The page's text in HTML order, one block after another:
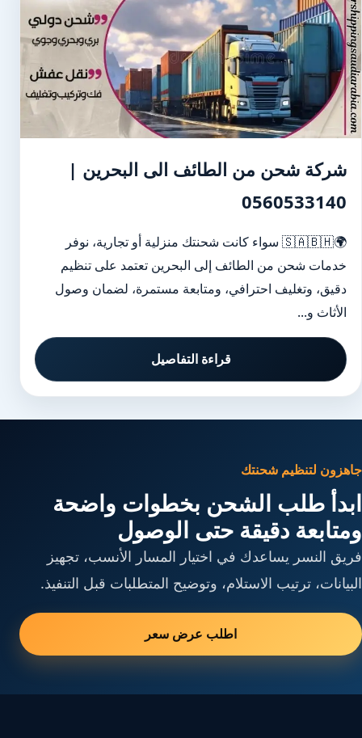
شركة شحن من الطائف الى البحرين |
0560533140
🌍🇸🇦🇧🇭 سواء كانت شحنتك منزلية أو تجارية، نوفر
خدمات شحن من الطائف إلى البحرين تعتمد على تنظيم
دقيق، وتغليف احترافي، ومتابعة مستمرة، لضمان وصول
الأثاث و...
قراءة التفاصيل
جاهزون لتنظيم شحنتك
ابدأ طلب الشحن بخطوات واضحة
ومتابعة دقيقة حتى الوصول
فريق النسر يساعدك في اختيار المسار الأنسب، تجهيز
البيانات، ترتيب الاستلام، وتوضيح المتطلبات قبل التنفيذ.
اطلب عرض سعر